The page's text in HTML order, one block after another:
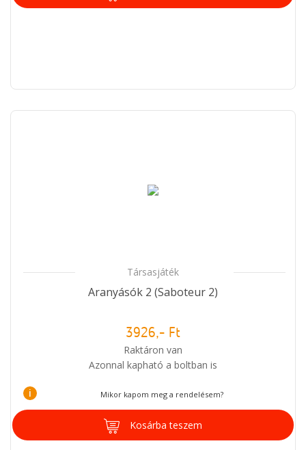
Társasjáték
Aranyásók 2 (Saboteur 2)
3926,- Ft
Raktáron van
Azonnal kapható a boltban is
i Mikor kapom meg a rendelésem?
Kosárba teszem